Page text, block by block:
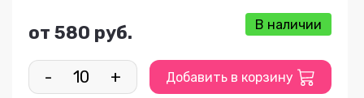
от 580 руб. В наличии
- + Добавить в корзину